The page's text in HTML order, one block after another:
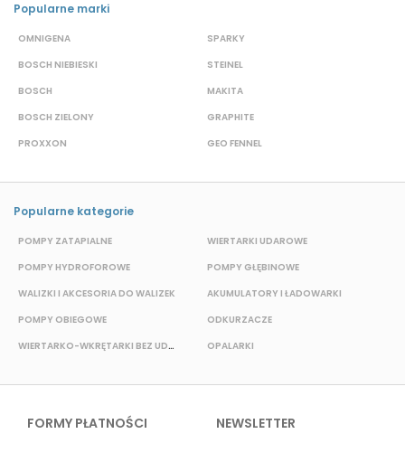
Popularne marki
OMNIGENA
BOSCH NIEBIESKI
BOSCH
BOSCH ZIELONY
PROXXON
SPARKY
STEINEL
MAKITA
GRAPHITE
GEO FENNEL
Popularne kategorie
POMPY ZATAPIALNE
POMPY HYDROFOROWE
WALIZKI I AKCESORIA DO WALIZEK
POMPY OBIEGOWE
WIERTARKO-WKRĘTARKI BEZ UDAROWE
WIERTARKI UDAROWE
POMPY GŁĘBINOWE
AKUMULATORY I ŁADOWARKI
ODKURZACZE
OPALARKI
FORMY PŁATNOŚCI NEWSLETTER